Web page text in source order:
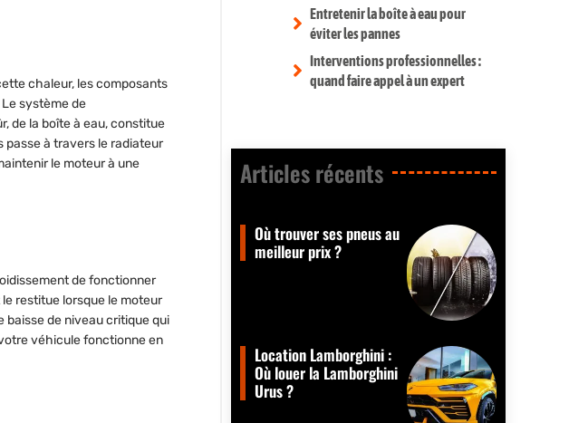
chaleur, les composants
système de
de la boîte à eau, constitue
passe à travers le radiateur
le moteur à une
de fonctionner
restitue lorsque le moteur
baisse de niveau critique qui
véhicule fonctionne en
Entretenir la boîte à eau pour
éviter les pannes
Interventions professionnelles :
quand faire appel à un expert
Articles récents​
Où trouver ses pneus au
meilleur prix ?
Location Lamborghini :
Où louer la Lamborghini
Urus ?